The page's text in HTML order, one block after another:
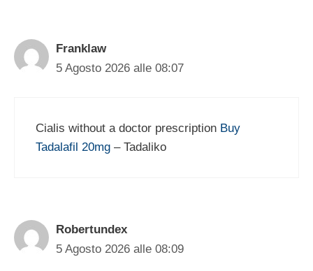
Franklaw
5 Agosto 2026 alle 08:07
Cialis without a doctor prescription Buy
Tadalafil 20mg – Tadaliko
Robertundex
5 Agosto 2026 alle 08:09